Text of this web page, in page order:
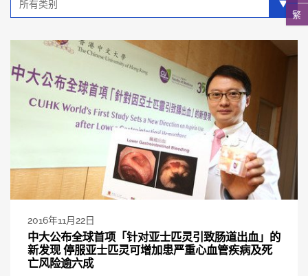
繁
类
2016年11月22日
中大公布全球首项「针对亚士匹灵引致肠道出血」的
新发现 停服亚士匹灵可增加患严重心血管疾病及死
亡风险逾六成